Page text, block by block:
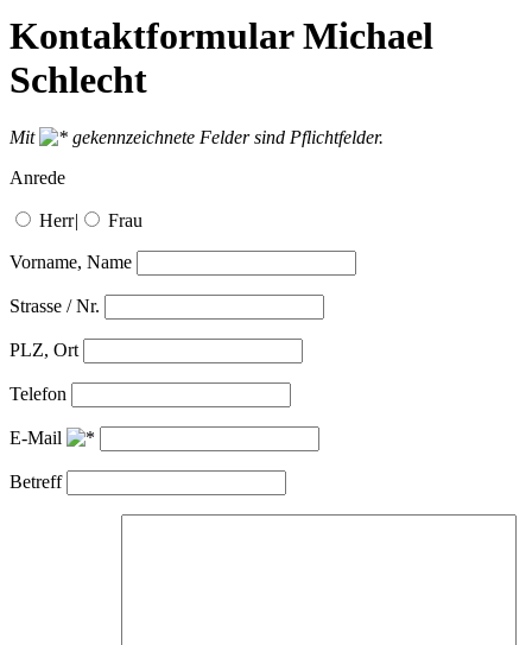
Kontaktformular Michael
Schlecht
Mit
gekennzeichnete Felder sind Pflichtfelder.
Anrede
Herr| Frau
Vorname, Name
Strasse / Nr.
PLZ, Ort
Telefon
E-Mail
Betreff